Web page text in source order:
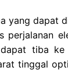
yang dapat
perjalanan
tiba ke
tinggal